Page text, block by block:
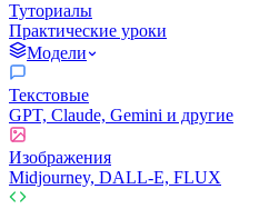
Туториалы
Практические уроки
Модели
Текстовые
GPT, Claude, Gemini и другие
Изображения
Midjourney, DALL-E, FLUX